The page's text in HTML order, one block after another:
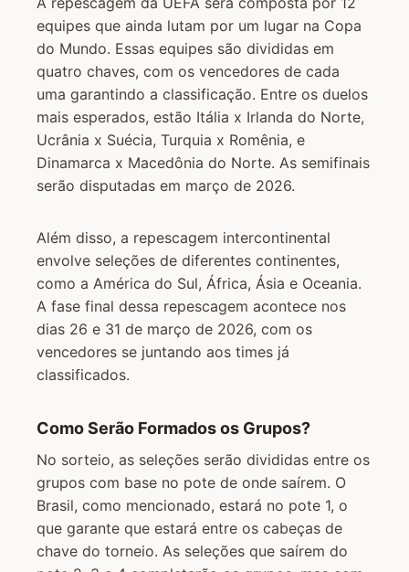
equipes que ainda lutam por um lugar na Copa
do Mundo. Essas equipes são divididas em
quatro chaves, com os vencedores de cada
uma garantindo a classificação. Entre os duelos
mais esperados, estão Itália x Irlanda do Norte,
Ucrânia x Suécia, Turquia x Romênia, e
Dinamarca x Macedônia do Norte. As semifinais
serão disputadas em março de 2026.
Além disso, a repescagem intercontinental
envolve seleções de diferentes continentes,
como a América do Sul, África, Ásia e Oceania.
A fase final dessa repescagem acontece nos
dias 26 e 31 de março de 2026, com os
vencedores se juntando aos times já
classificados.
Como Serão Formados os Grupos?
No sorteio, as seleções serão divididas entre os
grupos com base no pote de onde saírem. O
Brasil, como mencionado, estará no pote 1, o
que garante que estará entre os cabeças de
chave do torneio. As seleções que saírem do